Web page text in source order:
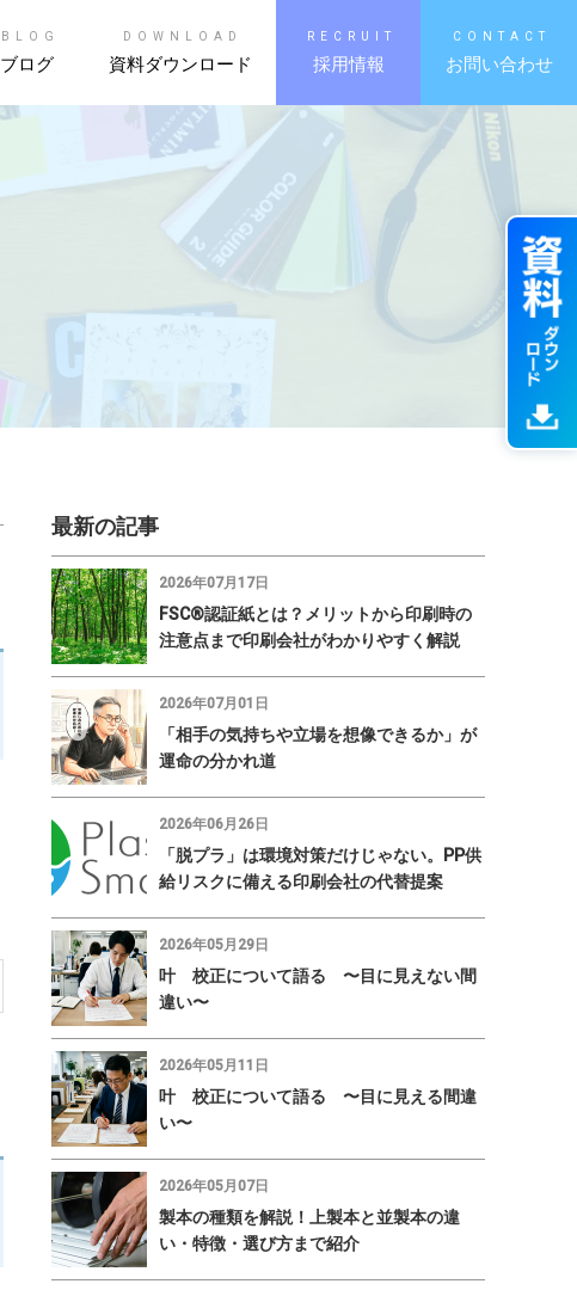
BLOG
ブログ
DOWNLOAD
資料ダウンロード
RECRUIT
採用情報
CONTACT
お問い合わせ
最新の記事
2026年07月17日
FSC®認証紙とは？メリットから印刷時の
注意点まで印刷会社がわかりやすく解説
2026年07月01日
「相手の気持ちや立場を想像できるか」が
運命の分かれ道
2026年06月26日
「脱プラ」は環境対策だけじゃない。PP供
給リスクに備える印刷会社の代替提案
2026年05月29日
叶 校正について語る 〜目に見えない間
違い〜
2026年05月11日
叶 校正について語る 〜目に見える間違
い〜
2026年05月07日
製本の種類を解説！上製本と並製本の違
い・特徴・選び方まで紹介